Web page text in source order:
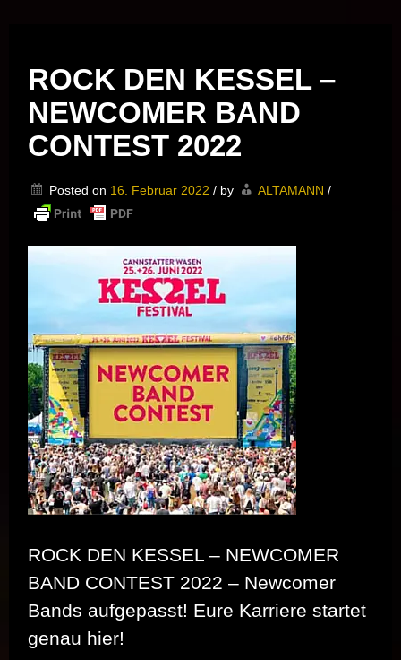
ROCK DEN KESSEL –
NEWCOMER BAND
CONTEST 2022
Posted on 16. Februar 2022 / by ALTAMANN /
ROCK DEN KESSEL – NEWCOMER
BAND CONTEST 2022 – Newcomer
Bands aufgepasst! Eure Karriere startet
genau hier!